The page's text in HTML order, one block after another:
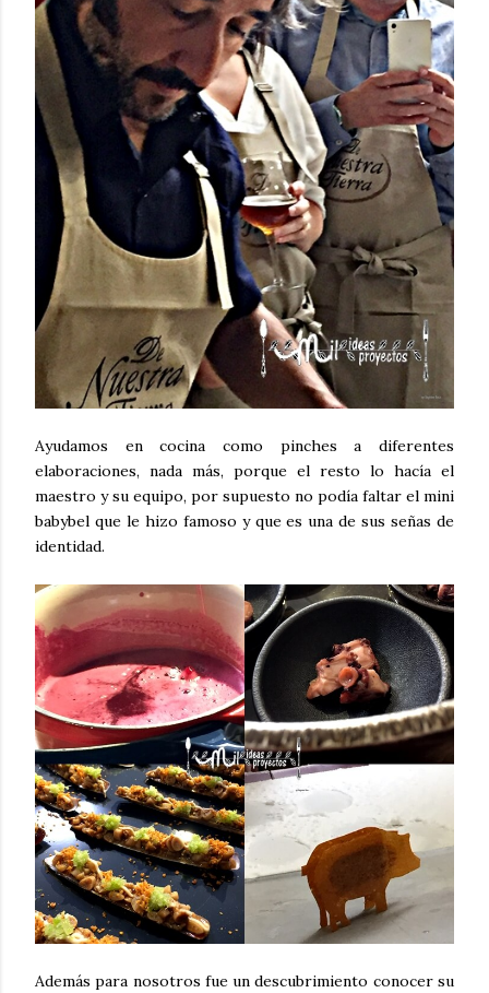
Ayudamos en cocina como pinches a diferentes
elaboraciones, nada más, porque el resto lo hacía el
maestro y su equipo, por supuesto no podía faltar el mini
babybel que le hizo famoso y que es una de sus señas de
identidad.
Además para nosotros fue un descubrimiento conocer su